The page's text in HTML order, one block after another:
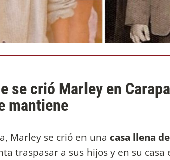
se crió Marley en
mantiene
Marley se crió en una casa llena
traspasar a sus hijos y en su casa